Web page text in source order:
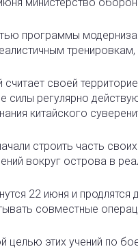
программы
своей
силы регулярно
китайского
строить часть
вокруг острова в
22 июня и
совместные
целью этих учений по